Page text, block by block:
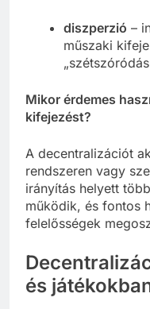
diszperzió –
műszaki
Mikor érdemes
kifejezést?
A decentralizációt
rendszeren vagy
irányítás helyett
működik, és fontos
felelősségek
és